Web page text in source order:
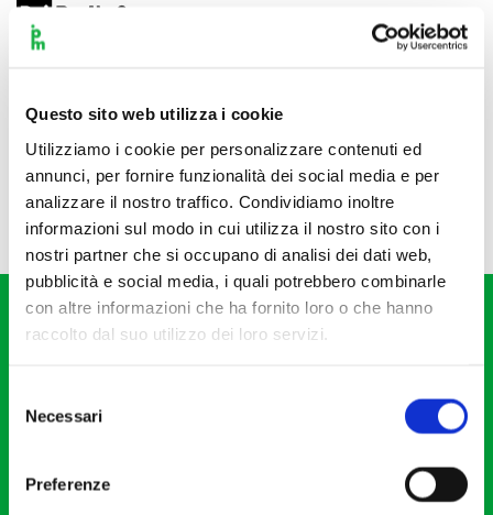
Questo sito web utilizza i cookie
Utilizziamo i cookie per personalizzare contenuti ed
annunci, per fornire funzionalità dei social media e per
analizzare il nostro traffico. Condividiamo inoltre
informazioni sul modo in cui utilizza il nostro sito con i
nostri partner che si occupano di analisi dei dati web,
pubblicità e social media, i quali potrebbero combinarle
con altre informazioni che ha fornito loro o che hanno
raccolto dal suo utilizzo dei loro servizi.
delNecessari
Preferenze
20121 Milano